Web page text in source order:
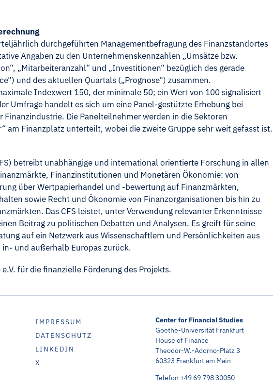
durchgeführten Managementbefragung des Finanzstandortes
Angaben zu den Unternehmenskennzahlen „Umsätze bzw.
„Mitarbeiteranzahl“ und „Investitionen“ bezüglich des gerade
und des aktuellen Quartals („Prognose“) zusammen.
Indexwert 150, der minimale 50; ein Wert von 100 signalisiert
Umfrage handelt es sich um eine Panel-gestützte Erhebung bei
Die Panelteilnehmer werden in die Sektoren
am Finanzplatz unterteilt, wobei die zweite Gruppe sehr weit gefasst ist.
betreibt unabhängige und international orientierte Forschung in allen
Finanzinstitutionen und Monetären Ökonomie: von
über Wertpapierhandel und -bewertung auf Finanzmärkten,
sowie Recht und Ökonomie von Finanzorganisationen bis hin zu
Das CFS leistet, unter Verwendung relevanter Erkenntnisse
Beitrag zu politischen Debatten und Analysen. Es greift für seine
auf ein Netzwerk aus Wissenschaftlern und Persönlichkeiten aus
und außerhalb Europas zurück.
für die finanzielle Förderung des Projekts.
IMPRESSUM
DATENSCHUTZ
LINKEDIN
X
Center for Financial Studies
Goethe-Universität Frankfurt
House of Finance
Theodor-W.-Adorno-Platz 3
60323 Frankfurt am Main
Telefon +49 69 798 30050